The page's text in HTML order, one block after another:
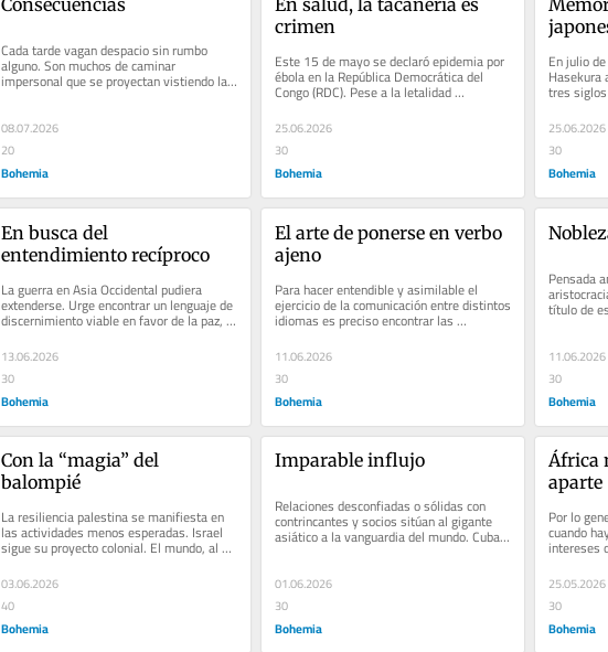
Cada tarde vagan despacio sin rumbo
alguno. Son muchos de caminar
impersonal que se proyectan vistiendo la
indumentaria de una vejez abandonada.
08.07.2026
20
Bohemia
crimen
Este 15 de mayo se declaró epidemia por
ébola en la República Democrática del
Congo (RDC). Pese a la letalidad
demostrada, las ayudas no fluyen....
25.06.2026
30
Bohemia
En julio
Hasekura
tres
25.06.2026
30
Bohemia
En busca del
entendimiento recíproco
La guerra en Asia Occidental pudiera
extenderse. Urge encontrar un lenguaje de
discernimiento viable en favor de la paz,
13.06.2026
30
Bohemia
El arte de ponerse en verbo
ajeno
Para hacer entendible y asimilable el
ejercicio de la comunicación entre distintos
idiomas es preciso encontrar las
locuciones adecuadas: en Cuba hay...
11.06.2026
30
Bohemia
Pensada
título de
servir de
11.06.2026
30
Bohemia
Con la “magia” del
balompié
La resiliencia palestina se manifiesta en
las actividades menos esperadas. Israel
sigue su proyecto colonial. El mundo, al
ignorarlo, lo aprueba
03.06.2026
40
Bohemia
Imparable influjo
Relaciones desconfiadas o sólidas con
contrincantes y socios sitúan al gigante
asiático a la vanguardia del mundo. Cuba
reconoce su liderazgo
01.06.2026
30
Bohemia
África
aparte
Por lo
cuando
intereses
25.05.2026
30
Bohemia